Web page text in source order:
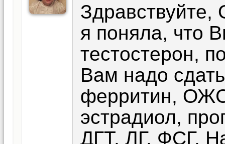
Здравствуйте,
я поняла, что
тестостерон,
Вам надо
ферритин,
эстрадиол,
ДГТ, ЛГ, ФСГ.